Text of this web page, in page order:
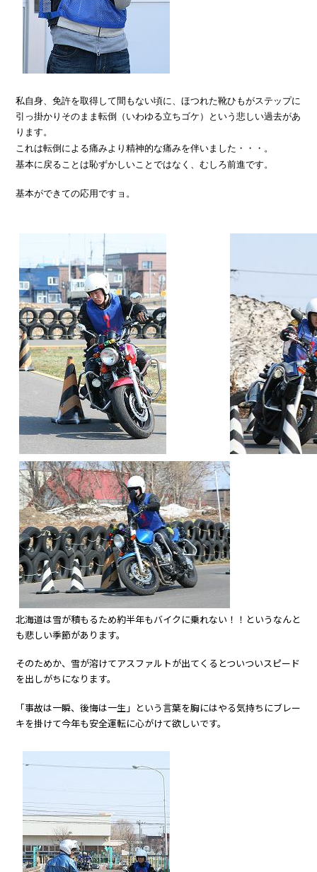
私自身、免許を取得して間もない頃に、ほつれた靴ひもがステップに
引っ掛かりそのまま転倒（いわゆる立ちゴケ）という悲しい過去があ
ります。
これは転倒による痛みより精神的な痛みを伴いました・・・。
基本に戻ることは恥ずかしいことではなく、むしろ前進です。
基本ができての応用ですョ。
北海道は雪が積もるため約半年もバイクに乗れない！！というなんと
も悲しい季節があります。
そのためか、雪が溶けてアスファルトが出てくるとついついスピード
を出しがちになります。
「事故は一瞬、後悔は一生」という言葉を胸にはやる気持ちにブレー
キを掛けて今年も安全運転に心がけて欲しいです。